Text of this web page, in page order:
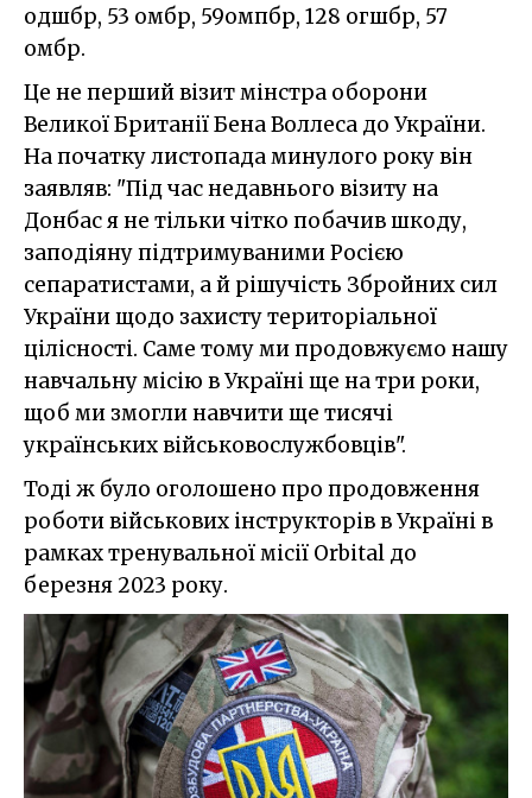
одшбр, 53 омбр, 59омпбр, 128 огшбр, 57
омбр.
Це не перший візит мінстра оборони
Великої Британії Бена Воллеса до України.
На початку листопада минулого року він
заявляв: "Під час недавнього візиту на
Донбас я не тільки чітко побачив шкоду,
заподіяну підтримуваними Росією
сепаратистами, а й рішучість Збройних сил
України щодо захисту територіальної
цілісності. Саме тому ми продовжуємо нашу
навчальну місію в Україні ще на три роки,
щоб ми змогли навчити ще тисячі
українських військовослужбовців".
Тоді ж було оголошено про продовження
роботи військових інструкторів в Україні в
рамках тренувальної місії Orbital до
березня 2023 року.